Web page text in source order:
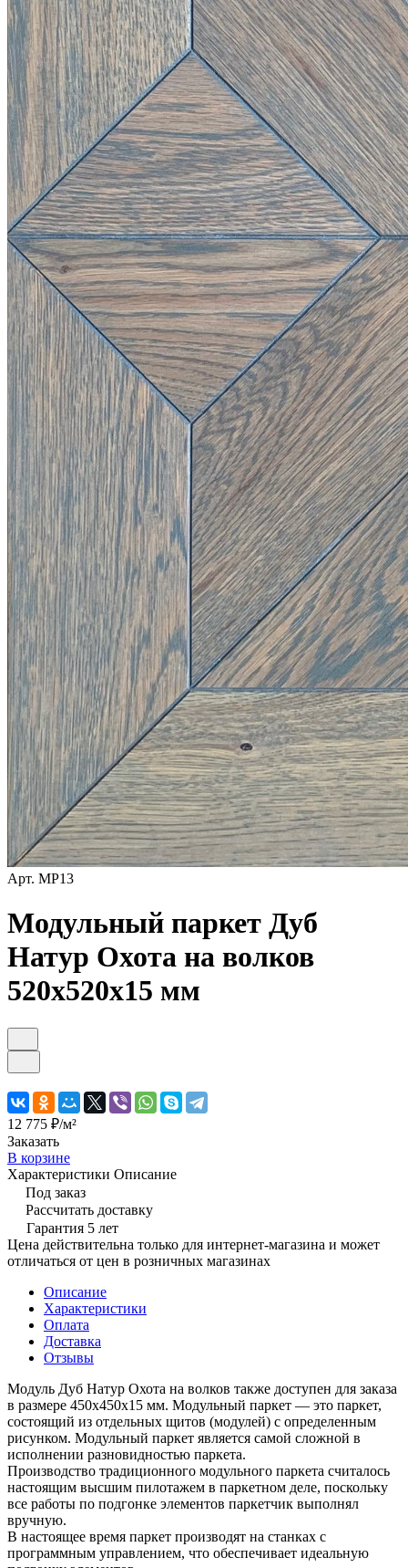
Арт. MP13
Модульный паркет Дуб
Натур Охота на волков
520х520х15 мм
12 775 ₽/м²
Заказать
В корзине
Характеристики Описание
Под заказ
Рассчитать доставку
Гарантия 5 лет
Цена действительна только для интернет-магазина и может
отличаться от цен в розничных магазинах
Описание
Характеристики
Оплата
Доставка
Отзывы
Модуль Дуб Натур Охота на волков также доступен для заказа
в размере 450х450х15 мм. Модульный паркет — это паркет,
состоящий из отдельных щитов (модулей) с определенным
рисунком. Модульный паркет является самой сложной в
исполнении разновидностью паркета.
Производство традиционного модульного паркета считалось
настоящим высшим пилотажем в паркетном деле, поскольку
все работы по подгонке элементов паркетчик выполнял
вручную.
В настоящее время паркет производят на станках с
программным управлением, что обеспечивает идеальную